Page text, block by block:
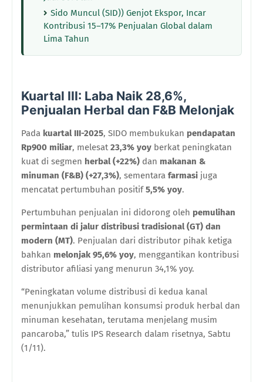
Sido Muncul (SID)) Genjot Ekspor, Incar
Kontribusi 15–17% Penjualan Global dalam
Lima Tahun
Kuartal III: Laba Naik 28,6%,
Penjualan Herbal dan F&B Melonjak
Pada kuartal III-2025, SIDO membukukan pendapatan
Rp900 miliar, melesat23,3% yoy berkat peningkatan
kuat di segmen herbal (+22%) dan makanan &
minuman (F&B) (+27,3%), sementara farmasi juga
mencatat pertumbuhan positif5,5% yoy.
Pertumbuhan penjualan ini didorong oleh pemulihan
permintaan di jalur distribusi tradisional (GT) dan
modern (MT). Penjualan dari distributor pihak ketiga
bahkan melonjak 95,6% yoy, menggantikan kontribusi
distributor afiliasi yang menurun 34,1% yoy.
“Peningkatan volume distribusi di kedua kanal
menunjukkan pemulihan konsumsi produk herbal dan
minuman kesehatan, terutama menjelang musim
pancaroba,” tulis IPS Research dalam risetnya, Sabtu
(1/11).